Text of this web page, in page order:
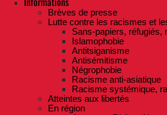
Brèves de presse
Lutte contre les racismes et
Sans-papiers, réfugiés,
Islamophobie
Antitsiganisme
Antisémitisme
Négrophobie
Racisme anti-asiatique
Racisme systémique,
Atteintes aux libertés
En région